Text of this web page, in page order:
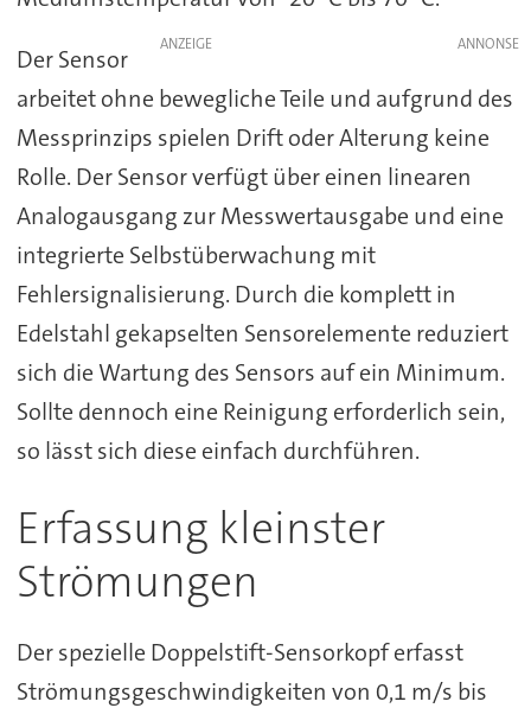
ANZEIGE
Der Sensor
arbeitet ohne bewegliche Teile und aufgrund des
Messprinzips spielen Drift oder Alterung keine
Rolle. Der Sensor verfügt über einen linearen
Analogausgang zur Messwertausgabe und eine
integrierte Selbstüberwachung mit
Fehlersignalisierung. Durch die komplett in
Edelstahl gekapselten Sensorelemente reduziert
sich die Wartung des Sensors auf ein Minimum.
Sollte dennoch eine Reinigung erforderlich sein,
so lässt sich diese einfach durchführen.
Erfassung kleinster
Strömungen
Der spezielle Doppelstift-Sensorkopf erfasst
Strömungsgeschwindigkeiten von 0,1 m/s bis